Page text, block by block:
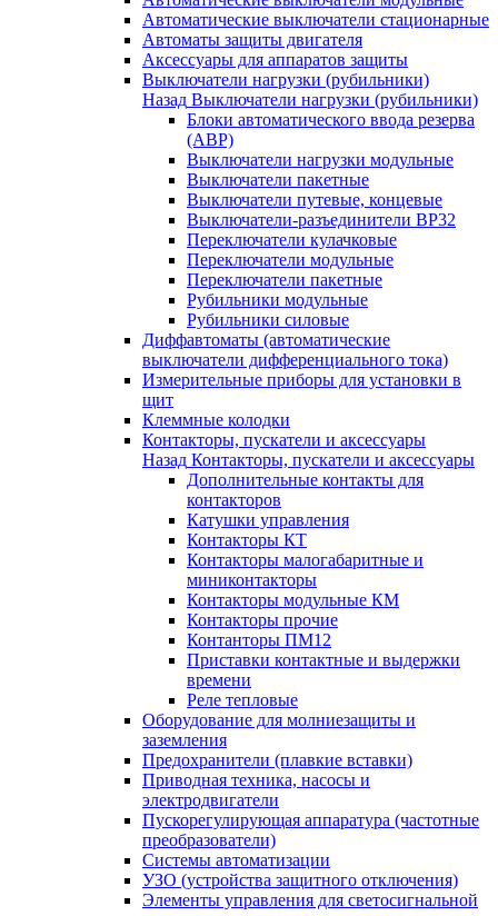
Автоматические выключатели стационарные
Автоматы защиты двигателя
Аксессуары для аппаратов защиты
Выключатели нагрузки (рубильники)
Назад Выключатели нагрузки (рубильники)
Блоки автоматического ввода резерва
(АВР)
Выключатели нагрузки модульные
Выключатели пакетные
Выключатели путевые, концевые
Выключатели-разъединители ВР32
Переключатели кулачковые
Переключатели модульные
Переключатели пакетные
Рубильники модульные
Рубильники силовые
Диффавтоматы (автоматические
выключатели дифференциального тока)
Измерительные приборы для установки в
щит
Клеммные колодки
Контакторы, пускатели и аксессуары
Назад Контакторы, пускатели и аксессуары
Дополнительные контакты для
контакторов
Катушки управления
Контакторы КТ
Контакторы малогабаритные и
миниконтакторы
Контакторы модульные КМ
Контакторы прочие
Контанторы ПМ12
Приставки контактные и выдержки
времени
Реле тепловые
Оборудование для молниезащиты и
заземления
Предохранители (плавкие вставки)
Приводная техника, насосы и
электродвигатели
Пускорегулирующая аппаратура (частотные
преобразователи)
Системы автоматизации
УЗО (устройства защитного отключения)
Элементы управления для светосигнальной